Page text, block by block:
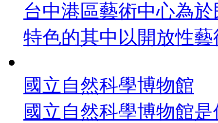
台中港區藝術中心為
特色的其中以開放性
國立自然科學博物館
國立自然科學博物館